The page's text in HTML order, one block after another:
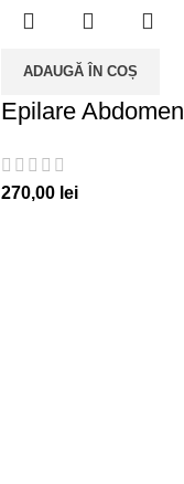
ADAUGĂ ÎN COȘ
Epilare Abdomen
270,00 lei